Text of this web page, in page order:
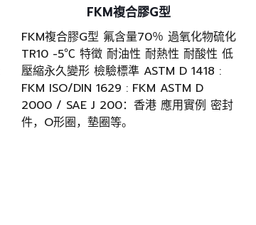
FKM複合膠G型
FKM複合膠G型 氟含量70％ 過氧化物硫化
TR10 -5℃ 特徵 耐油性 耐熱性 耐酸性 低
壓縮永久變形 檢驗標準 ASTM D 1418 :
FKM ISO/DIN 1629 : FKM ASTM D
2000 / SAE J 200：香港 應用實例 密封
件，O形圈，墊圈等。